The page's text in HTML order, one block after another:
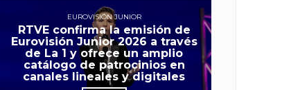
EUROVISIÓN JUNIOR
RTVE confirma la emisión de
Eurovisión Junior 2026 a través
de La 1 y ofrece un amplio
catálogo de patrocinios en
canales lineales y digitales